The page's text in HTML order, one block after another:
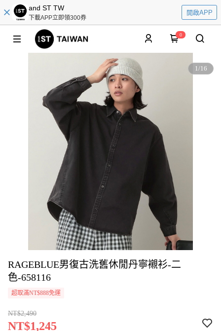
and ST TW
下載APP立即領300券
開啟APP
0
1/16
RAGEBLUE男復古洗舊休閒丹寧襯衫-二
色-658116
超取滿NT$888免運
NT$2,490
NT$1,245